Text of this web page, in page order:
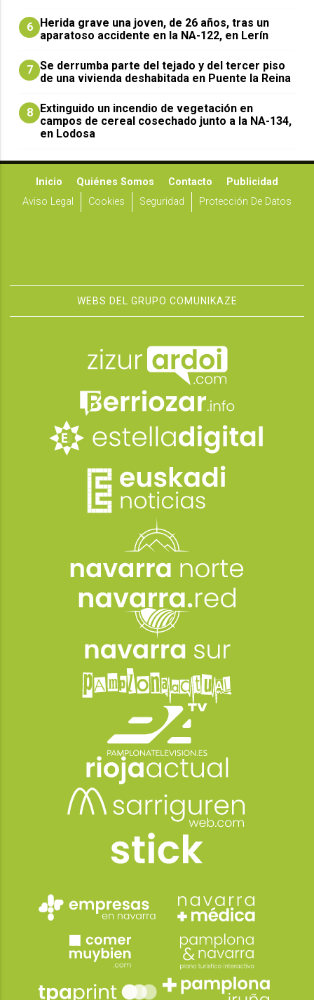
6 Herida grave una joven, de 26 años, tras un
aparatoso accidente en la NA-122, en Lerín
7 Se derrumba parte del tejado y del tercer piso
de una vivienda deshabitada en Puente la Reina
8 Extinguido un incendio de vegetación en
campos de cereal cosechado junto a la NA-134,
en Lodosa
Inicio Quiénes Somos Contacto
Publicidad
Aviso Legal
Cookies Seguridad Protección De Datos
WEBS DEL GRUPO COMUNIKAZE